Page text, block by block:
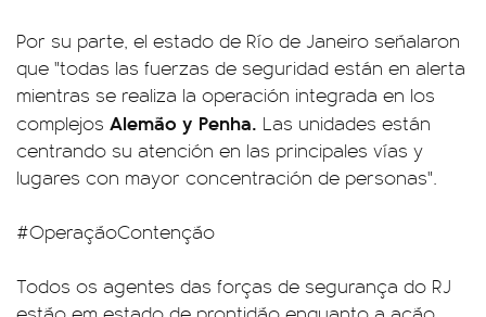
Por su parte, el estado de Río de Janeiro señalaron
que "todas las fuerzas de seguridad están en alerta
mientras se realiza la operación integrada en los
complejos Alemão y Penha. Las unidades están
centrando su atención en las principales vías y
lugares con mayor concentración de personas".
#OperaçãoContenção
Todos os agentes das forças de segurança do RJ